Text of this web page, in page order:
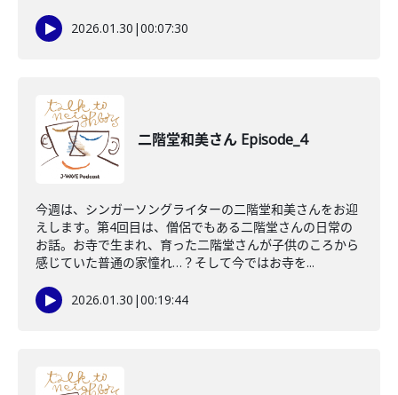
2026.01.30 |00:07:30
二階堂和美さん Episode_4
今週は、シンガーソングライターの二階堂和美さんをお迎
えします。第4回目は、僧侶でもある二階堂さんの日常の
お話。お寺で生まれ、育った二階堂さんが子供のころから
感じていた普通の家憧れ…？そして今ではお寺を...
2026.01.30 |00:19:44